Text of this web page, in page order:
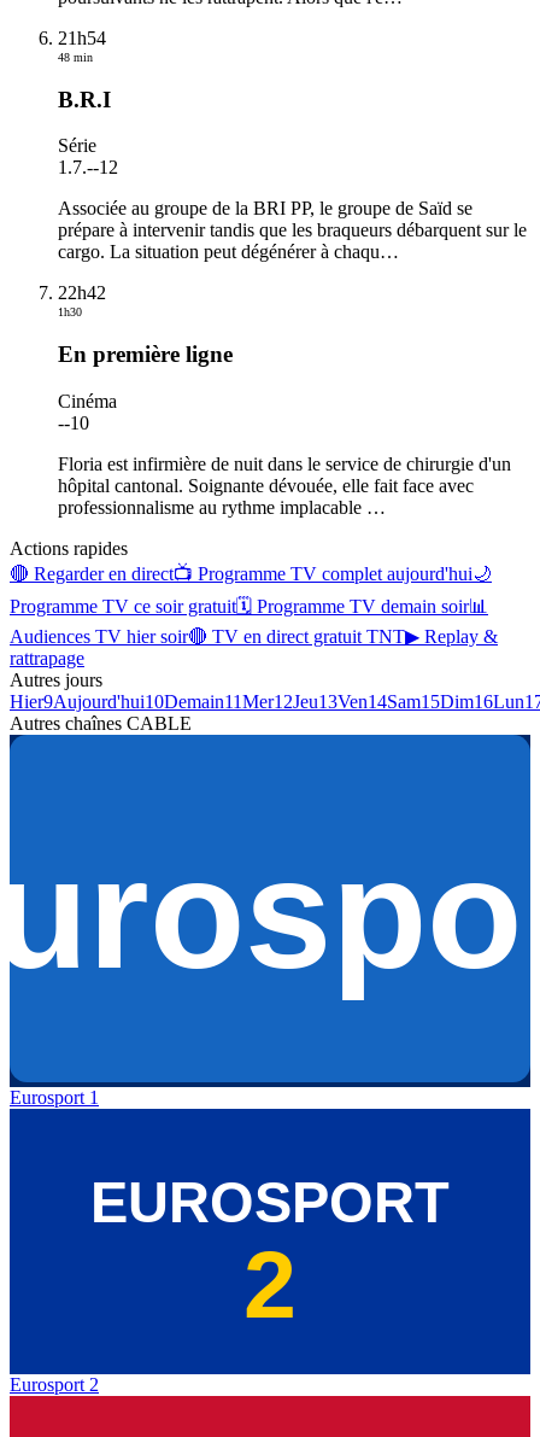
21h54
48 min
B.R.I
Série
1.7.--12
Associée au groupe de la BRI PP, le groupe de Saïd se
prépare à intervenir tandis que les braqueurs débarquent sur le
cargo. La situation peut dégénérer à chaqu…
22h42
1h30
En première ligne
Cinéma
--10
Floria est infirmière de nuit dans le service de chirurgie d'un
hôpital cantonal. Soignante dévouée, elle fait face avec
professionnalisme au rythme implacable …
Actions rapides
🔴 Regarder en direct📺 Programme TV complet aujourd'hui🌙
Programme TV ce soir gratuit🗓 Programme TV demain soir📊
Audiences TV hier soir🔴 TV en direct gratuit TNT▶ Replay &
rattrapage
Autres jours
Hier9Aujourd'hui10Demain11Mer12Jeu13Ven14Sam15Dim16Lun
Autres chaînes CABLE
Eurosport 1
Eurosport 2